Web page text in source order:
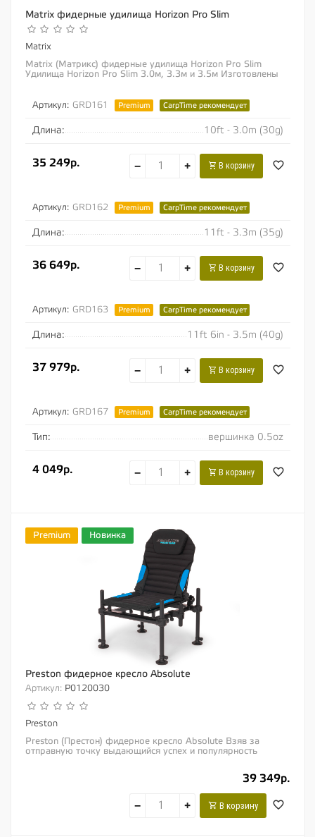
Matrix фидерные удилища Horizon Pro Slim
Matrix
Matrix (Матрикс) фидерные удилища Horizon Pro Slim
Удилища Horizon Pro Slim 3.0м, 3.3м и 3.5м Изготовлены
Артикул: GRD161 Premium CarpTime рекомендует
Длина: 10ft - 3.0m (30g)
35 249р. − + В корзину
Артикул: GRD162 Premium CarpTime рекомендует
Длина: 11ft - 3.3m (35g)
36 649р. − + В корзину
Артикул: GRD163 Premium CarpTime рекомендует
Длина: 11ft 6in - 3.5m (40g)
37 979р. − + В корзину
Артикул: GRD167 Premium CarpTime рекомендует
Тип: вершинка 0.5oz
4 049р. − + В корзину
Premium Новинка
Preston фидерное кресло Absolute
Артикул: P0120030
Preston
Preston (Престон) фидерное кресло Absolute Взяв за
отправную точку выдающийся успех и популярность
39 349р.
− + В корзину